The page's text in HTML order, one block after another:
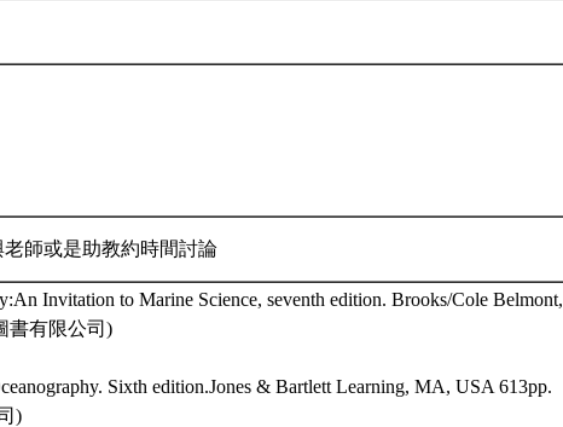
師或是助教約時間討論
Invitation to Marine Science, seventh edition. Brooks/Cole Belmont,
書有限公司)
Sixth edition.Jones & Bartlett Learning, MA, USA 613pp.
)